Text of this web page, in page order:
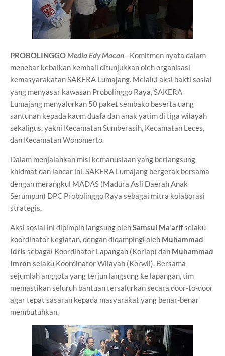
PROBOLINGGOMedia Edy Macan– Komitmen nyata dalam
menebar kebaikan kembali ditunjukkan oleh organisasi
kemasyarakatan SAKERA Lumajang. Melalui aksi bakti sosial
yang menyasar kawasan Probolinggo Raya, SAKERA
Lumajang menyalurkan 50 paket sembako beserta uang
santunan kepada kaum duafa dan anak yatim di tiga wilayah
sekaligus, yakni Kecamatan Sumberasih, Kecamatan Leces,
dan Kecamatan Wonomerto.
Dalam menjalankan misi kemanusiaan yang berlangsung
khidmat dan lancar ini, SAKERA Lumajang bergerak bersama
dengan merangkul MADAS (Madura Asli Daerah Anak
Serumpun) DPC Probolinggo Raya sebagai mitra kolaborasi
strategis.
Aksi sosial ini dipimpin langsung olehSamsul Ma'arifselaku
koordinator kegiatan, dengan didampingi oleh Muhammad
Idris sebagai Koordinator Lapangan (Korlap) dan Muhammad
Imron selaku Koordinator Wilayah (Korwil). Bersama
sejumlah anggota yang terjun langsung ke lapangan, tim
memastikan seluruh bantuan tersalurkan secara door-to-door
agar tepat sasaran kepada masyarakat yang benar-benar
membutuhkan.